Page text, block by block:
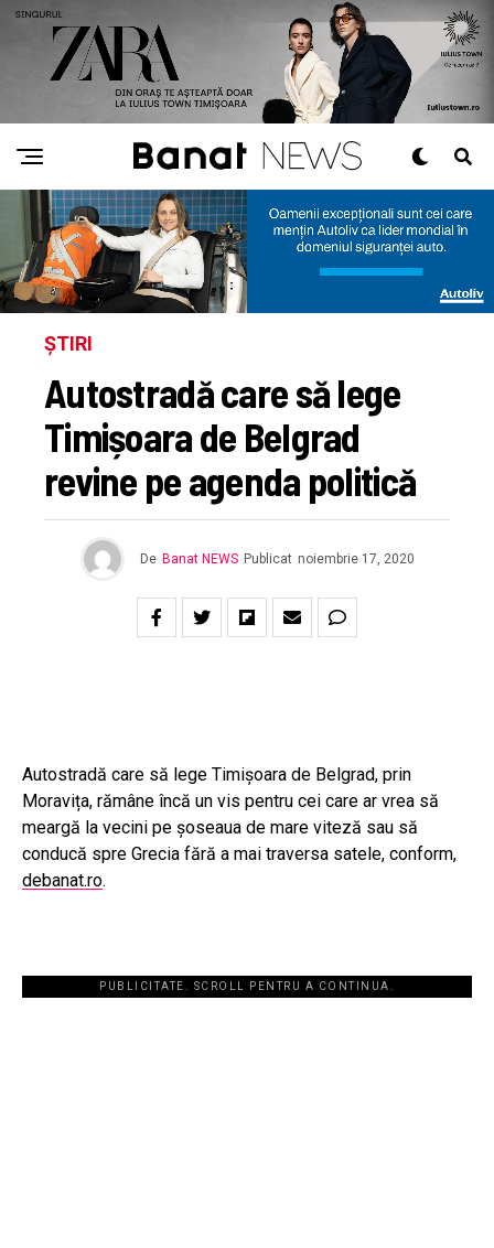
ȘTIRI
Autostradă care să lege
Timișoara de Belgrad
revine pe agenda politică
De Banat NEWS Publicat noiembrie 17, 2020
Autostradă care să lege Timișoara de Belgrad, prin
Moravița, rămâne încă un vis pentru cei care ar vrea să
meargă la vecini pe șoseaua de mare viteză sau să
conducă spre Grecia fără a mai traversa satele, conform,
debanat.ro.
PUBLICITATE. SCROLL PENTRU A CONTINUA.